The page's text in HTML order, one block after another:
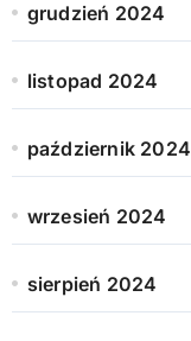
grudzień 2024
listopad 2024
październik 2024
wrzesień 2024
sierpień 2024